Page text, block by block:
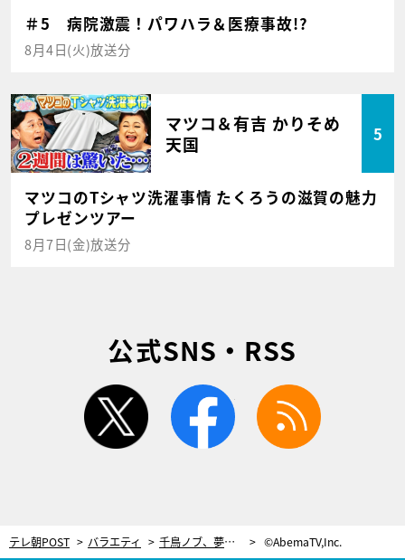
＃5 病院激震！パワハラ＆医療事故!?
8月4日(火)放送分
マツコ＆有吉 かりそめ
天国
5
マツコのTシャツ洗濯事情 たくろうの滋賀の魅力
プレゼンツアー
8月7日(金)放送分
公式SNS・RSS
twitter facebook
テレ朝POST バラエティ 千鳥ノブ、夢の“Barキス”を叶えて大興奮！女性にリードされる展開に…「最高でした」 ©AbemaTV,Inc.